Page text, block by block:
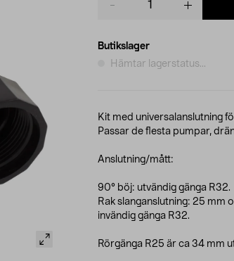
Butikslager
Hämtar lagerstatus...
Kit med universalanslutning
Passar de flesta pumpar,
Anslutning/mått:
90° böj: utvändig gänga R32.
Rak slanganslutning: 25 mm
invändig gänga R32.
Rörgänga R25 är ca 34 mm